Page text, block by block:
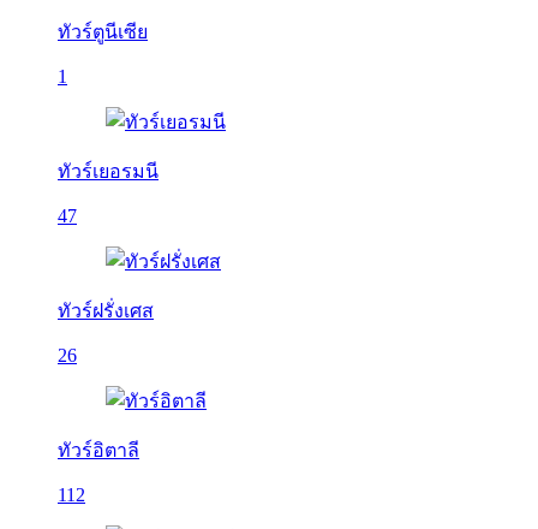
ทัวร์ตูนีเซีย
1
ทัวร์เยอรมนี
47
ทัวร์ฝรั่งเศส
26
ทัวร์อิตาลี
112